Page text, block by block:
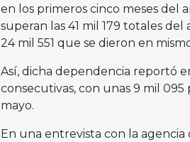
en los primeros cinco meses del
superan las 41 mil 179 totales
24 mil 551 que se dieron en
Así, dicha dependencia reportó
consecutivas, con unas 9 mil
mayo.
En una entrevista con la agencia